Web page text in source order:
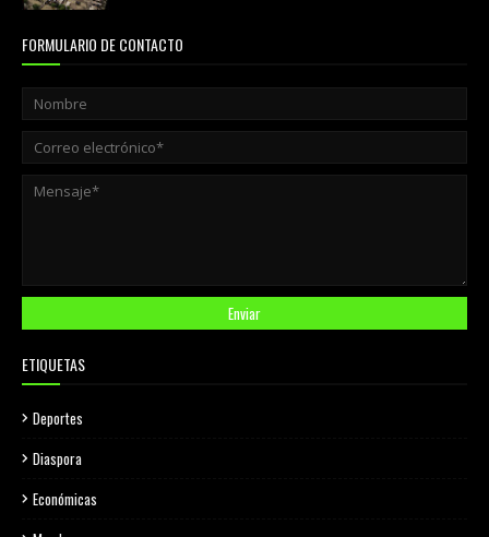
FORMULARIO DE CONTACTO
ETIQUETAS
Deportes
Diaspora
Económicas